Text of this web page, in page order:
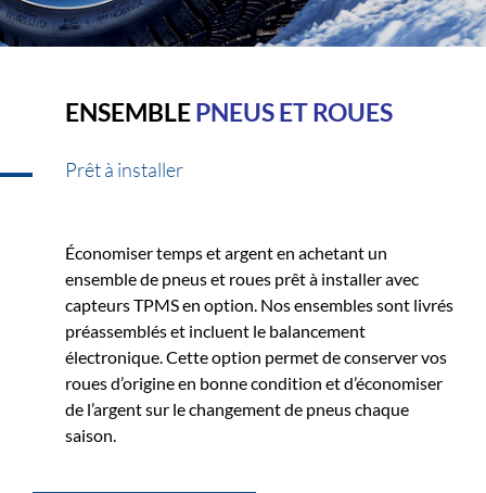
ENSEMBLEPNEUS ET ROUES
Prêt à installer
Économiser temps et argent en achetant un
ensemble de pneus et roues prêt à installer avec
capteurs TPMS en option. Nos ensembles sont livrés
préassemblés et incluent le balancement
électronique. Cette option permet de conserver vos
roues d’origine en bonne condition et d’économiser
de l’argent sur le changement de pneus chaque
saison.